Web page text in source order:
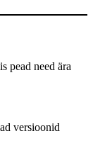
pead need ära
versioonid